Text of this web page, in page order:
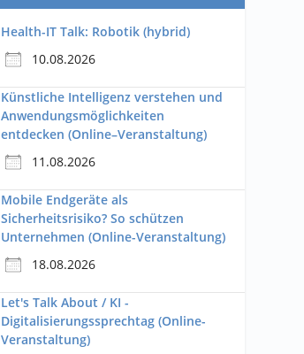
Health-IT Talk: Robotik (hybrid)
10.08.2026
Künstliche Intelligenz verstehen und
Anwendungsmöglichkeiten
entdecken (Online–Veranstaltung)
11.08.2026
Mobile Endgeräte als
Sicherheitsrisiko? So schützen
Unternehmen (Online-Veranstaltung)
18.08.2026
Let's Talk About / KI -
Digitalisierungssprechtag (Online-
Veranstaltung)